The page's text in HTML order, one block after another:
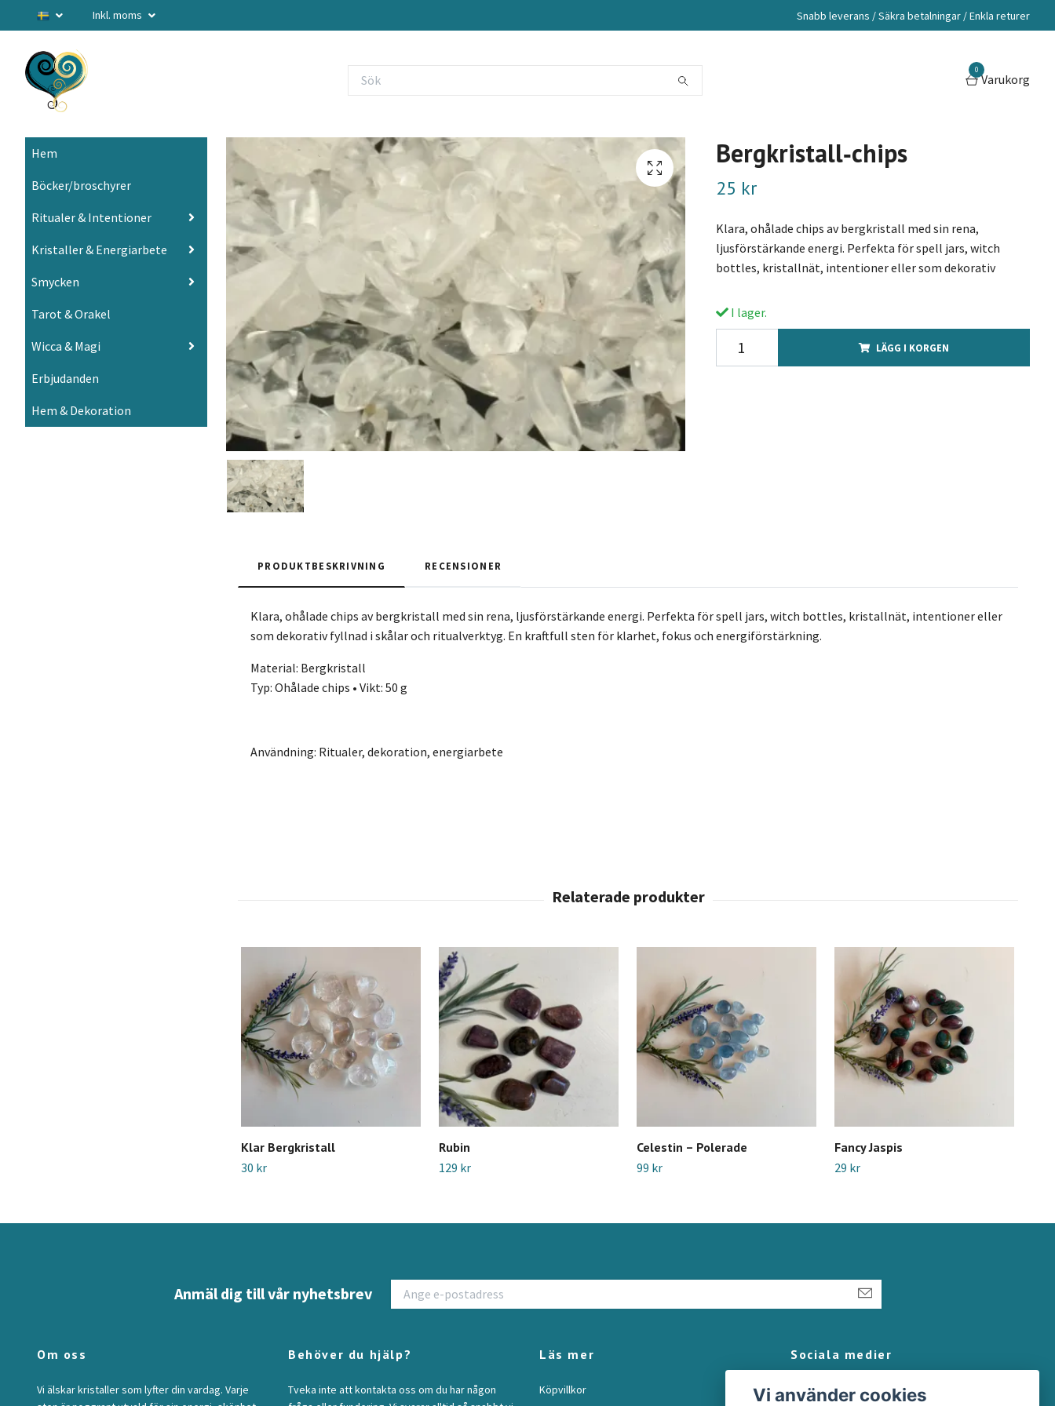
Inkl. moms Snabb leverans / Säkra betalningar / Enkla returer
0
Varukorg
Hem
Böcker/broschyrer
Ritualer & Intentioner
Kristaller & Energiarbete
Smycken
Tarot & Orakel
Wicca & Magi
Erbjudanden
Hem & Dekoration
Bergkristall‑chips
25 kr
Klara, ohålade chips av bergkristall med sin rena,
ljusförstärkande energi. Perfekta för spell jars, witch
bottles, kristallnät, intentioner eller som dekorativ
I lager.
LÄGG I KORGEN
PRODUKTBESKRIVNING RECENSIONER
Klara, ohålade chips av bergkristall med sin rena, ljusförstärkande energi. Perfekta för spell jars, witch bottles, kristallnät, intentioner eller
som dekorativ fyllnad i skålar och ritualverktyg. En kraftfull sten för klarhet, fokus och energiförstärkning.
Material: Bergkristall
Typ: Ohålade chips • Vikt: 50 g
Användning: Ritualer, dekoration, energiarbete
Klar Bergkristall
30 kr
Rubin
129 kr
Celestin – Polerade
99 kr
Fancy Jaspis
29 kr
Anmäl dig till vår nyhetsbrev
Om oss
Vi älskar kristaller som lyfter din vardag. Varje
Behöver du hjälp?
Tveka inte att kontakta oss om du har någon
Läs mer
Köpvillkor
Sociala medier
Vi använder cookies